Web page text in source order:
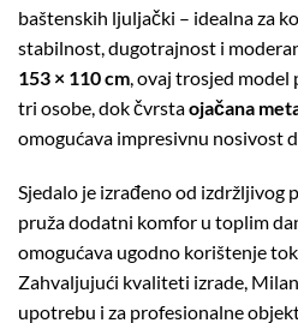
baštenskih ljuljački – idealna za
stabilnost, dugotrajnost i
153 × 110 cm , ovaj trosjed
tri osobe, dok čvrstaojačana
omogućava impresivnu nosivost
Sjedalo je izrađeno od izdržljivog
pruža dodatni komfor u toplim
omogućava ugodno korištenje
Zahvaljujući kvaliteti izrade,
upotrebu i za profesionalne